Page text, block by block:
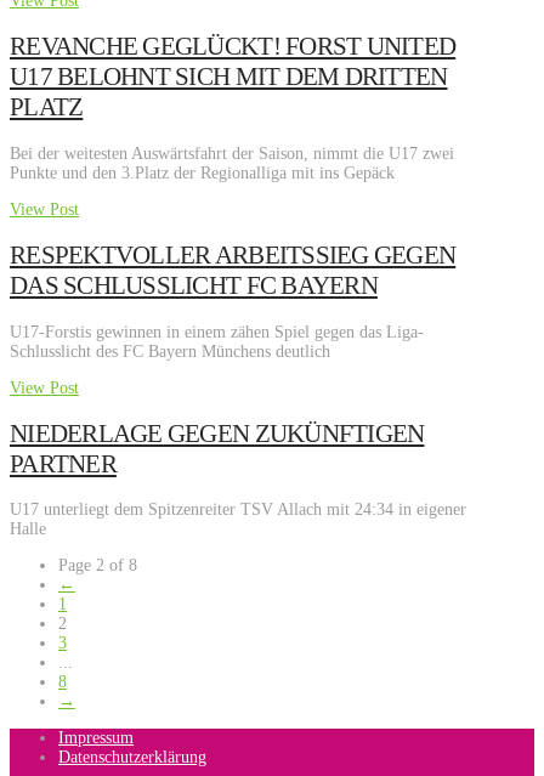
REVANCHE GEGLÜCKT! FORST UNITED
U17 BELOHNT SICH MIT DEM DRITTEN
PLATZ
Bei der weitesten Auswärtsfahrt der Saison, nimmt die U17 zwei
Punkte und den 3.Platz der Regionalliga mit ins Gepäck
View Post
RESPEKTVOLLER ARBEITSSIEG GEGEN
DAS SCHLUSSLICHT FC BAYERN
U17-Forstis gewinnen in einem zähen Spiel gegen das Liga-
Schlusslicht des FC Bayern Münchens deutlich
View Post
NIEDERLAGE GEGEN ZUKÜNFTIGEN
PARTNER
U17 unterliegt dem Spitzenreiter TSV Allach mit 24:34 in eigener
Halle
Page 2 of 8
←
1
2
3
...
8
→
Impressum
Datenschutzerklärung